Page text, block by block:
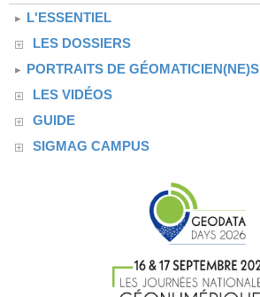
L'ESSENTIEL
LES DOSSIERS
PORTRAITS DE GÉOMATICIEN(NE)S
LES VIDÉOS
GUIDE
SIGMAG CAMPUS